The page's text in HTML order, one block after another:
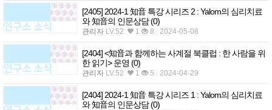
[2405] 2024-1 知音 특강 시리즈 2 : Yalom의 심리치료
와 知音의 인문상담(0)
관리자 LV.52 1 8 2024-05-08
[2404] <知音과 함께하는 사계절 북클럽 : 한 사람을 위
한 읽기> 운영 (0)
관리자 LV.52 1 5 2024-04-29
[2404] 2024-1 知音 특강 시리즈 1 : Yalom의 심리치료
와 知音의 인문상담(0)